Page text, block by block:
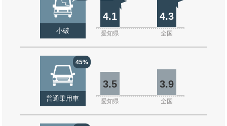
小破
4.1 4.3
愛知県 全国
45%
普通乗用車
3.5 3.9
愛知県 全国